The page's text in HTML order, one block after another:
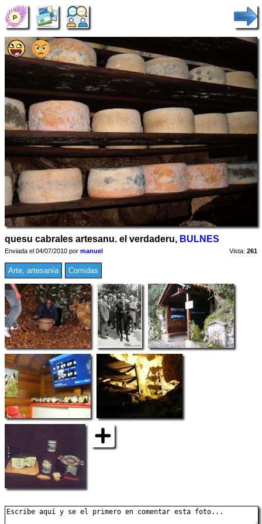
quesu cabrales artesanu. el verdaderu, BULNES
Enviada el 04/07/2010 por manuel Vista: 261
Arte, artesanía Comidas